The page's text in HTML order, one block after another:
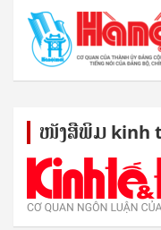
ໜັງ​ສື​ພິມ kinh